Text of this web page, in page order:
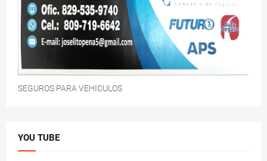
SEGUROS PARA VEHICULOS
YOU TUBE